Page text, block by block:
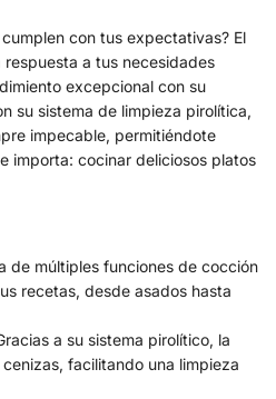
con tus expectativas? El
respuesta a tus necesidades
excepcional con su
su sistema de limpieza pirolítica,
impecable, permitiéndote
importa: cocinar deliciosos platos
de múltiples funciones de cocción
recetas, desde asados hasta
a su sistema pirolítico, la
facilitando una limpieza